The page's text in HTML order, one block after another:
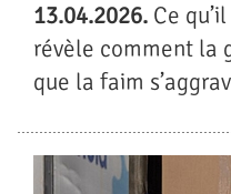
13.04.2026. Ce
révèle comment la
que la faim